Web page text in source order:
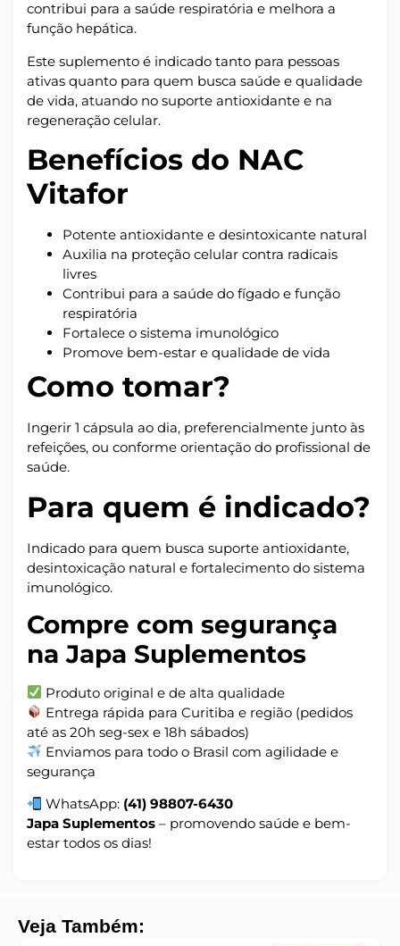
contribui para a saúde respiratória e melhora a
função hepática.
Este suplemento é indicado tanto para pessoas
ativas quanto para quem busca saúde e qualidade
de vida, atuando no suporte antioxidante e na
regeneração celular.
Benefícios do NAC
Vitafor
Potente antioxidante e desintoxicante natural
Auxilia na proteção celular contra radicais
livres
Contribui para a saúde do fígado e função
respiratória
Fortalece o sistema imunológico
Promove bem-estar e qualidade de vida
Como tomar?
Ingerir 1 cápsula ao dia, preferencialmente junto às
refeições, ou conforme orientação do profissional de
saúde.
Para quem é indicado?
Indicado para quem busca suporte antioxidante,
desintoxicação natural e fortalecimento do sistema
imunológico.
Compre com segurança
na Japa Suplementos
Produto original e de alta qualidade
Entrega rápida para Curitiba e região (pedidos
até as 20h seg-sex e 18h sábados)
Enviamos para todo o Brasil com agilidade e
segurança
WhatsApp: (41) 98807-6430
Japa Suplementos – promovendo saúde e bem-
estar todos os dias!
Veja Também: